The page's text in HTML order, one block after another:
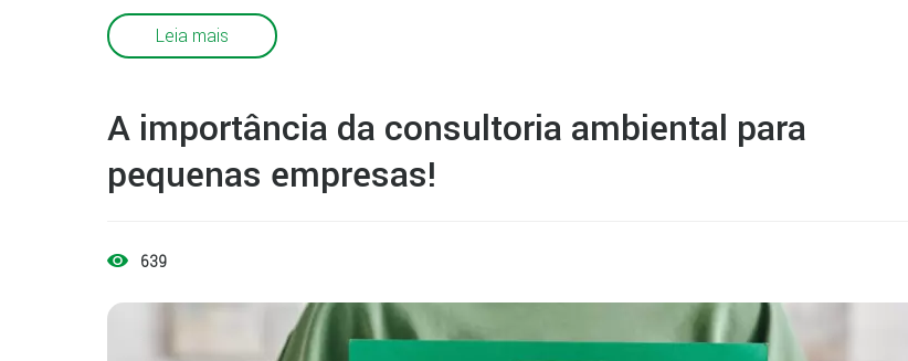
Leia mais
A importância da consultoria ambiental para
pequenas empresas!
639